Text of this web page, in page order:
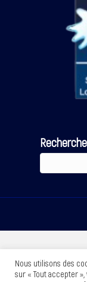
Nous utilisons des
sur « Tout accepter